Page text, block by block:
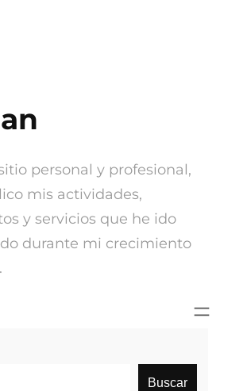
personal y profesional,
mis actividades,
y servicios que he ido
durante mi crecimiento
Buscar